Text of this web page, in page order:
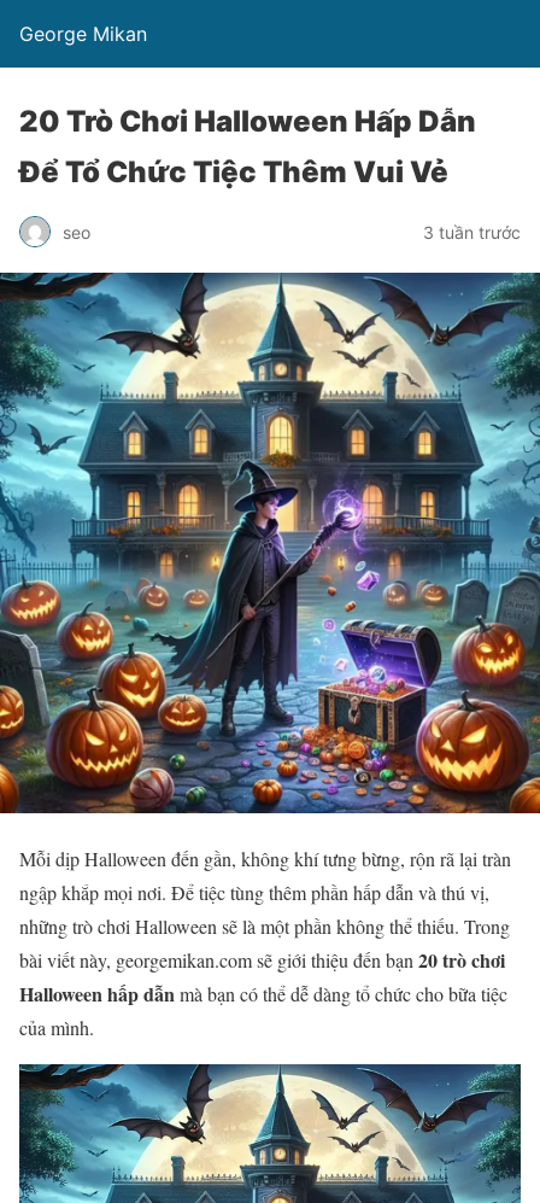
George Mikan
20 Trò Chơi Halloween Hấp Dẫn
Để Tổ Chức Tiệc Thêm Vui Vẻ
seo 3 tuần trước
Mỗi dịp Halloween đến gần, không khí tưng bừng, rộn rã lại tràn
ngập khắp mọi nơi. Để tiệc tùng thêm phần hấp dẫn và thú vị,
những trò chơi Halloween sẽ là một phần không thể thiếu. Trong
bài viết này, georgemikan.com sẽ giới thiệu đến bạn 20 trò chơi
Halloween hấp dẫnmà bạn có thể dễ dàng tổ chức cho bữa tiệc
của mình.